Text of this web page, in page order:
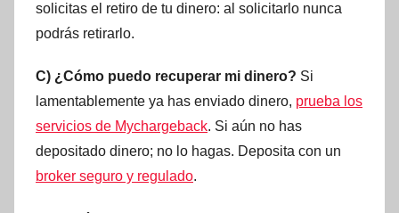
solicitas el retiro de tu dinero: al solicitarlo nunca
podrás retirarlo.
C) ¿Cómo puedo recuperar mi dinero? Si
lamentablemente ya has enviado dinero, prueba los
servicios de Mychargeback. Si aún no has
depositado dinero; no lo hagas. Deposita con un
broker seguro y regulado.